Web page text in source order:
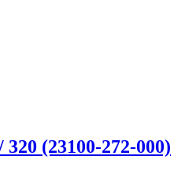
(23100-272-000)